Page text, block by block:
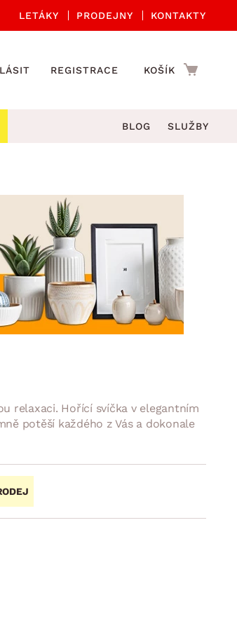
LETÁKY PRODEJNY KONTAKTY
REGISTRACE KOŠÍK
Kuchyňské příslušenství
Kuchyňské doplňky
Koupelnové doplňky
Zahradní doplňky
Zobrazit vše
VÁNOCE
BLOG SLUŽBY
relaxaci. Hořící svíčka v elegantním
potěší každého z Vás a dokonale